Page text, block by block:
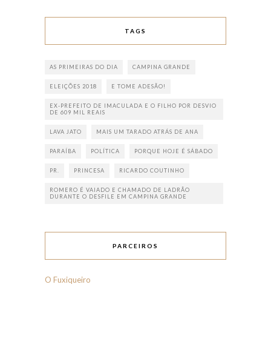
TAGS
AS PRIMEIRAS DO DIA CAMPINA GRANDE
ELEIÇÕES 2018 E TOME ADESÃO!
EX-PREFEITO DE IMACULADA E O FILHO POR DESVIO
DE 609 MIL REAIS
LAVA JATO MAIS UM TARADO ATRÁS DE ANA
PARAÍBA POLÍTICA PORQUE HOJE É SÁBADO
PR. PRINCESA RICARDO COUTINHO
ROMERO É VAIADO E CHAMADO DE LADRÃO
DURANTE O DESFILE EM CAMPINA GRANDE
PARCEIROS
O Fuxiqueiro